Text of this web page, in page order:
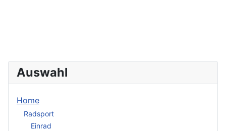
Auswahl
Home
Radsport
Einrad